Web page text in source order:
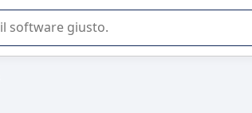
SaaS per la vostra azienda.